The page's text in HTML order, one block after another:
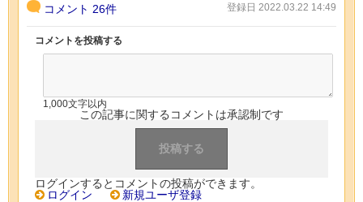
コメント 26件 登録日 2022.03.22 14:49
コメントを投稿する
1,000文字以内
この記事に関するコメントは承認制です
ログインするとコメントの投稿ができます。
ログイン
新規ユーザ登録